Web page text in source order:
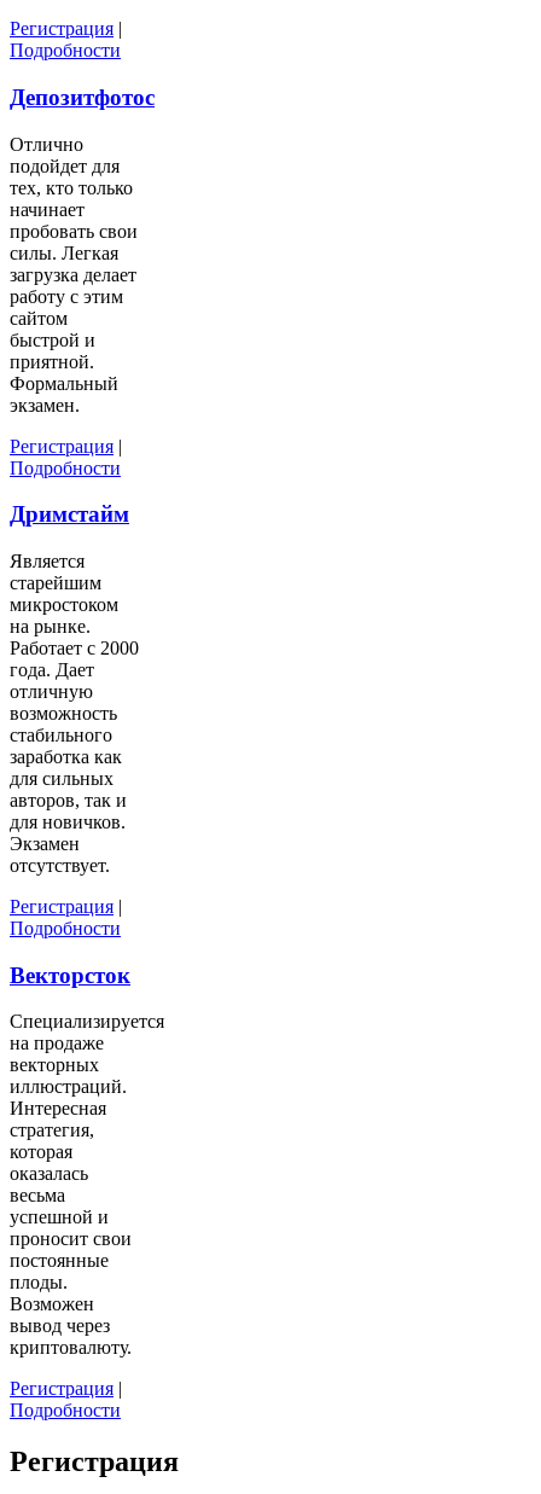
Регистрация |
Подробности
Депозитфотос
Отлично
подойдет для
тех, кто только
начинает
пробовать свои
силы. Легкая
загрузка делает
работу с этим
сайтом
быстрой и
приятной.
Формальный
экзамен.
Регистрация |
Подробности
Дримстайм
Является
старейшим
микростоком
на рынке.
Работает с 2000
года. Дает
отличную
возможность
стабильного
заработка как
для сильных
авторов, так и
для новичков.
Экзамен
отсутствует.
Регистрация |
Подробности
Векторсток
Специализируется
на продаже
векторных
иллюстраций.
Интересная
стратегия,
которая
оказалась
весьма
успешной и
проносит свои
постоянные
плоды.
Возможен
вывод через
криптовалюту.
Регистрация |
Подробности
Регистрация